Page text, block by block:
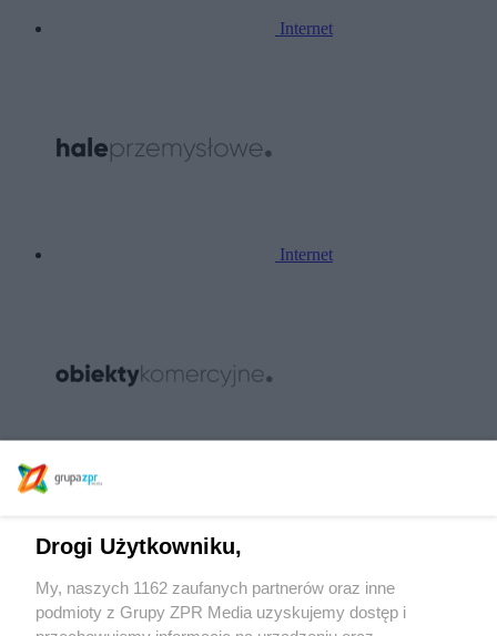
Internet
Internet
Drogi Użytkowniku,
My, naszych 1162 zaufanych partnerów oraz inne
podmioty z Grupy ZPR Media uzyskujemy dostęp i